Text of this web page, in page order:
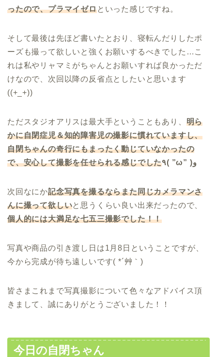
ったので、プラマイゼロといった感じですね。
そして最後は先ほど書いたとおり、寝転んだりしたポ
ーズも撮って欲しいと強くお願いするべきでした…こ
れは私やリャマミがちゃんとお願いすれば良かっただ
けなので、次回以降の反省点としたいと思います
((+_+))
ただスタジオアリスは最大手ということもあり、 明ら
かに自閉症児＆知的障害児の撮影に慣れていますし、
自閉ちゃんの奇行にもまったく動じていなかったの
で、安心して撮影を任せられる感じでした
٩( ”ω” )و
次回なにか記念写真を撮るならまた同じカメラマンさ
んに撮って欲しいと思うくらい良い出来だったので、
個人的には大満足な七五三撮影でした！！
写真や商品の引き渡し日は1月8日ということですが、
今から完成が待ち遠しいです( *´艸｀)
皆さまこれまで写真撮影について色々なアドバイス頂
きまして、誠にありがとうございました！！
今日の自閉ちゃん